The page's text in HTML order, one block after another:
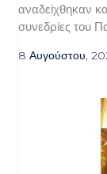
αναδείχθηκαν
συνεδρίες του
8 Αυγούστου,